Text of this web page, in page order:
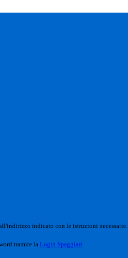
indicato con le istruzioni necessarie.
tramite la Login Spaggiari